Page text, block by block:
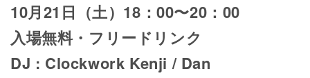
10月21日（土）18：00〜20：00
入場無料・フリードリンク
DJ : Clockwork Kenji / Dan